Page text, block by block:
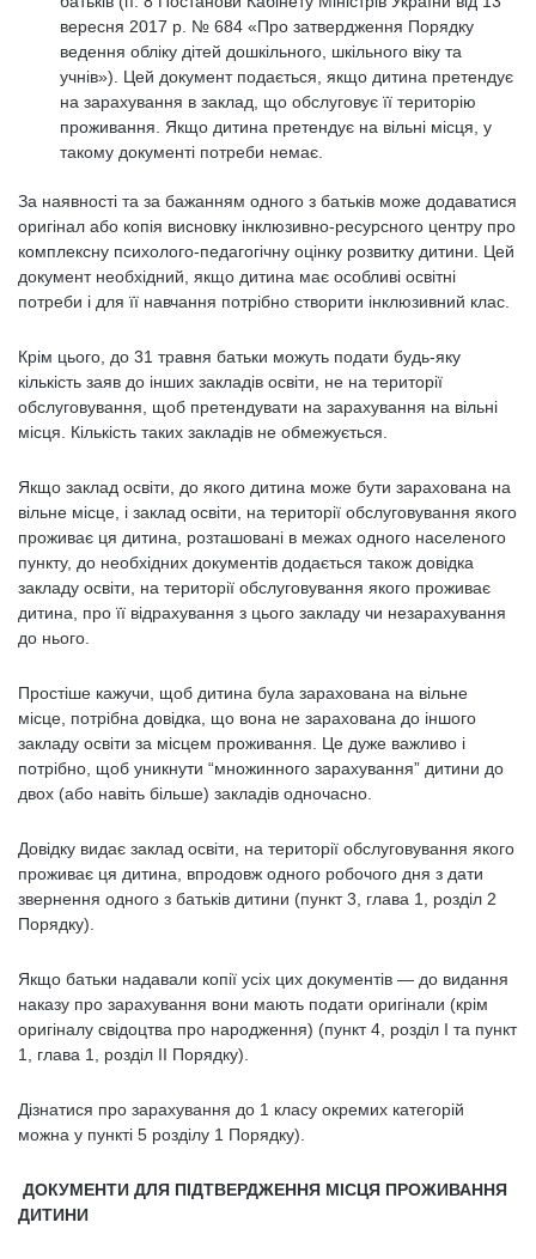
вересня 2017 р. № 684 «Про затвердження Порядку
ведення обліку дітей дошкільного, шкільного віку та
учнів»). Цей документ подається, якщо дитина претендує
на зарахування в заклад, що обслуговує її територію
проживання. Якщо дитина претендує на вільні місця, у
такому документі потреби немає.
За наявності та за бажанням одного з батьків може додаватися
оригінал або копія висновку інклюзивно-ресурсного центру про
комплексну психолого-педагогічну оцінку розвитку дитини. Цей
документ необхідний, якщо дитина має особливі освітні
потреби і для її навчання потрібно створити інклюзивний клас.
Крім цього, до 31 травня батьки можуть подати будь-яку
кількість заяв до інших закладів освіти, не на території
обслуговування, щоб претендувати на зарахування на вільні
місця. Кількість таких закладів не обмежується.
Якщо заклад освіти, до якого дитина може бути зарахована на
вільне місце, і заклад освіти, на території обслуговування якого
проживає ця дитина, розташовані в межах одного населеного
пункту, до необхідних документів додається також довідка
закладу освіти, на території обслуговування якого проживає
дитина, про її відрахування з цього закладу чи незарахування
до нього.
Простіше кажучи, щоб дитина була зарахована на вільне
місце, потрібна довідка, що вона не зарахована до іншого
закладу освіти за місцем проживання. Це дуже важливо і
потрібно, щоб уникнути “множинного зарахування” дитини до
двох (або навіть більше) закладів одночасно.
Довідку видає заклад освіти, на території обслуговування якого
проживає ця дитина, впродовж одного робочого дня з дати
звернення одного з батьків дитини (пункт 3, глава 1, розділ 2
Порядку).
Якщо батьки надавали копії усіх цих документів — до видання
наказу про зарахування вони мають подати оригінали (крім
оригіналу свідоцтва про народження) (пункт 4, розділ I та пункт
1, глава 1, розділ ІІ Порядку).
Дізнатися про зарахування до 1 класу окремих категорій
можна у пункті 5 розділу 1 Порядку).
ДОКУМЕНТИ ДЛЯ ПІДТВЕРДЖЕННЯ МІСЦЯ ПРОЖИВАННЯ
ДИТИНИ